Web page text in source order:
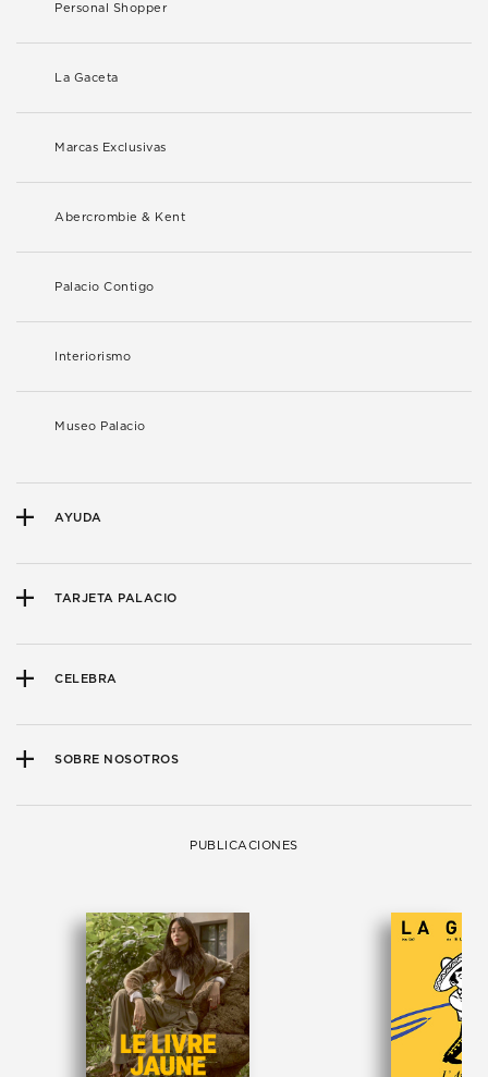
Personal Shopper
La Gaceta
Marcas Exclusivas
Abercrombie & Kent
Palacio Contigo
Interiorismo
Museo Palacio
AYUDA
TARJETA PALACIO
CELEBRA
SOBRE NOSOTROS
PUBLICACIONES